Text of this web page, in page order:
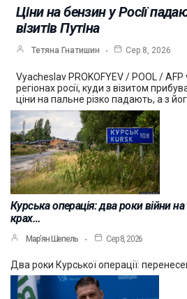
Ціни на бензин у Росії
візитів Путіна
Тетяна Гнатишин Сер 8, 2026
Vyacheslav PROKOFYEV / POOL /
регіонах росії, куди з візитом
ціни на пальне різко падають, а з
Курська операція: два роки війни на
крах…
Мар’ян Шепель Сер 8, 2026
Два роки Курської операції: